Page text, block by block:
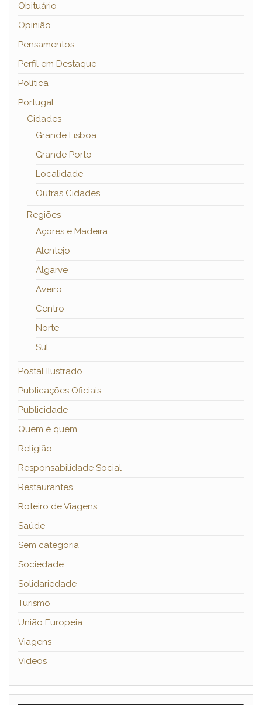
Obituário
Opinião
Pensamentos
Perfil em Destaque
Política
Portugal
Cidades
Grande Lisboa
Grande Porto
Localidade
Outras Cidades
Regiões
Açores e Madeira
Alentejo
Algarve
Aveiro
Centro
Norte
Sul
Postal Ilustrado
Publicações Oficiais
Publicidade
Quem é quem…
Religião
Responsabilidade Social
Restaurantes
Roteiro de Viagens
Saúde
Sem categoria
Sociedade
Solidariedade
Turismo
União Europeia
Viagens
Vídeos